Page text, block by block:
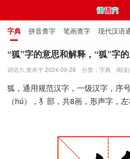
字典 拼音查字 笔画查字 现代汉语
通用规范汉字表 叠字大全 独体字大
“狐”字的意思和解释，“狐”字
词语六 发布于 2024-09-28 分类： 字典 阅读
狐，通用规范汉字，一级汉字，序
（hú），犭部，共8画，形声字，